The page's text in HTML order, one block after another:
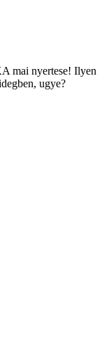
mai nyertese! Ilyen
ugye?